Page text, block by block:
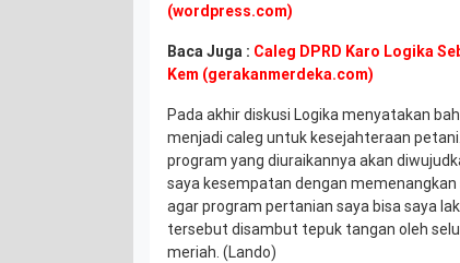
(wordpress.com)
Baca Juga : Caleg DPRD Karo Logika
Kem (gerakanmerdeka.com)
Pada akhir diskusi Logika menyatakan
menjadi caleg untuk kesejahteraan
program yang diuraikannya akan
saya kesempatan dengan memenangkan
agar program pertanian saya bisa saya
tersebut disambut tepuk tangan oleh
meriah. (Lando)